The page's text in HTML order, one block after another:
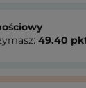
49.40